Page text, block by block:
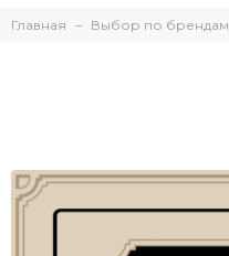
Главная Выбор по брендам